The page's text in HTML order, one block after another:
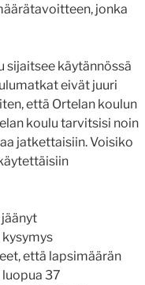
jonka
sijaitsee käytännössä
eivät juuri
että Ortelan koulun
koulu tarvitsisi noin
jatkettaisiin. Voisiko
että lapsimäärän
37